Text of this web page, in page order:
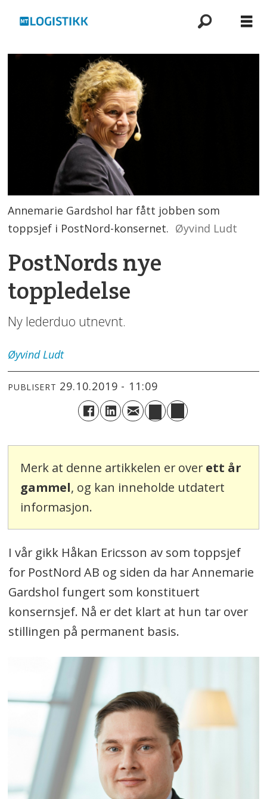
Annemarie Gardshol har fått jobben som
toppsjef i PostNord-konsernet. Øyvind Ludt
PostNords nye
toppledelse
Ny lederduo utnevnt.
Øyvind Ludt
PUBLISERT 29.10.2019 - 11:09
Merk at denne artikkelen er over ett år
gammel, og kan inneholde utdatert
informasjon.
I vår gikk Håkan Ericsson av som toppsjef
for PostNord AB og siden da har Annemarie
Gardshol fungert som konstituert
konsernsjef. Nå er det klart at hun tar over
stillingen på permanent basis.